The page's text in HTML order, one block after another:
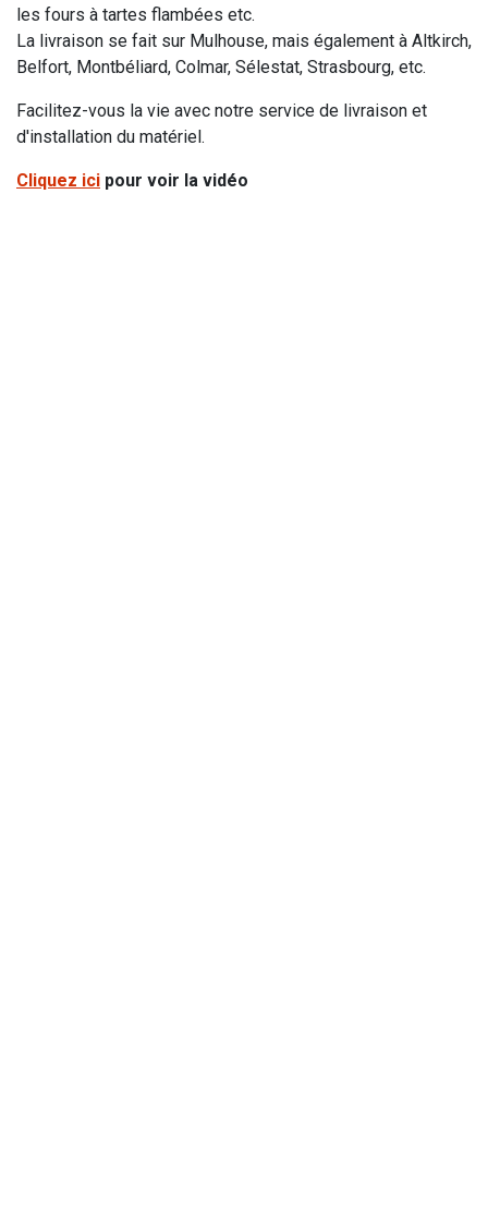
les fours à tartes flambées etc.
La livraison se fait sur Mulhouse, mais également à Altkirch,
Belfort, Montbéliard, Colmar, Sélestat, Strasbourg, etc.
Facilitez-vous la vie avec notre service de livraison et
d'installation du matériel.
Cliquez ici pour voir la vidéo